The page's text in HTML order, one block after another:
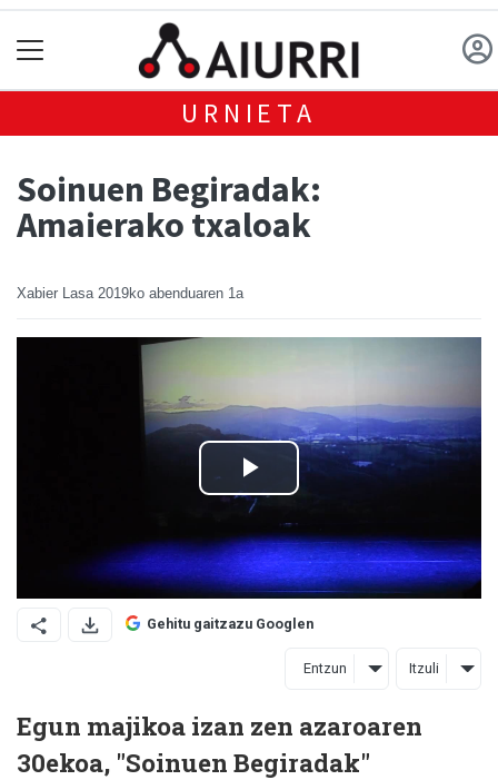
URNIETA
Soinuen Begiradak:
Amaierako txaloak
Xabier Lasa 2019ko abenduaren 1a
Gehitu gaitzazu Googlen
Entzun Itzuli
Egun majikoa izan zen azaroaren
30ekoa, "Soinuen Begiradak"